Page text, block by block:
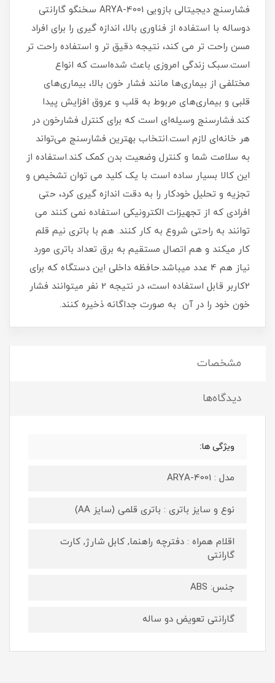
فشارسنج دیجیتالی بازویی ARYA-4001 سخنگو گارانتی
دوساله با استفاده از فناوری بالا، اندازه گیری را برای افراد
مسن راحت تر می کند، نتیجه دقیق تر و استفاده راحت تر
است.سبک زندگی امروزی باعث شده‌است که انواع
مختلفی از بیماری‌ها مانند فشار خون بالا، بیماری‌های
قلبی و بیماری‌های مربوط به قلب و عروق افزایش پیدا
کند.فشارسنج وسیله‌ای است که برای کنترل فشارخون در
هر خانه‌ای لازم است.انتخاب بهترین فشارسنج می‌تواند
به سلامت شما و کنترل وضعیت بدن کمک کند.استفاده از
این کالا بسیار ساده است با یک کلید می توان تشخیص و
تجزیه و تحلیل خودکار را به دقت اندازه گیری کرد، حتی
افرادی که از تجهیزات الکترونیکی استفاده نمی کنند می
توانند به راحتی شروع به کار کنند. هم با باتری نیم قلم
کار میکند و هم اتصال مستقیم به برق تعداد باتری مورد
نیاز هم 4 عدد میباشد.حافظه داخلی این دستگاه که برای
2کاربر قابل استفاده است، در نتیجه 2 نفر میتوانند فشار
خون خود را در آن به صورت جداگانه ذخیره کنند.
مشخصات
دیدگاه‌ها
ویژگی ها:
مدل : ARYA-4001
نوع و سایز باتری : باتری قلمی (سایز AA)
اقلام همراه : دفترچه راهنما, کابل شارژ, کارت
گارانتی
جنس: ABS
گارانتی تعویض دو ساله